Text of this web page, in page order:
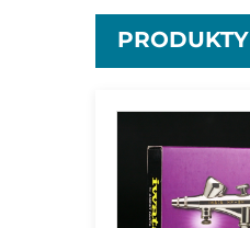
PRODUKTY